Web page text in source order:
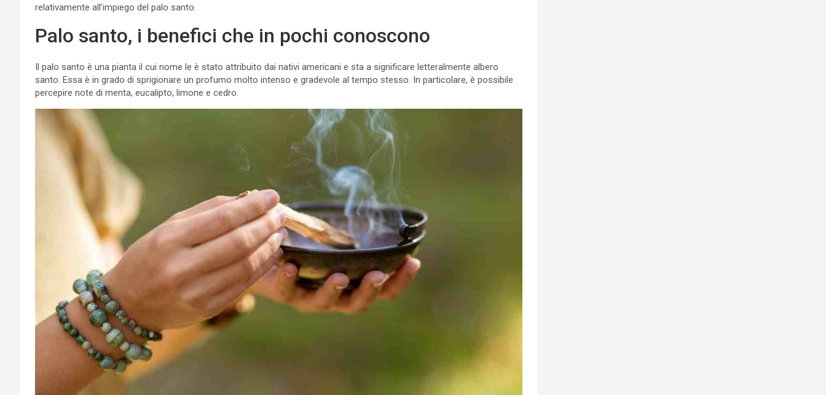
relativamente all’impiego del palo santo.
Palo santo, i benefici che in pochi conoscono
Il palo santo è una pianta il cui nome le è stato attribuito dai nativi americani e sta a significare letteralmente albero
santo. Essa è in grado di sprigionare un profumo molto intenso e gradevole al tempo stesso. In particolare, è possibile
percepire note di menta, eucalipto, limone e cedro.